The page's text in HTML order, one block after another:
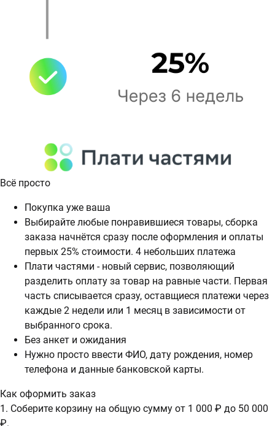
Всё просто
Покупка уже ваша
Выбирайте любые понравившиеся товары, сборка
заказа начнётся сразу после оформления и оплаты
первых 25% стоимости. 4 небольших платежа
Плати частями - новый сервис, позволяющий
разделить оплату за товар на равные части. Первая
часть списывается сразу, оставщиеся платежи через
каждые 2 недели или 1 месяц в зависимости от
выбранного срока.
Без анкет и ожидания
Нужно просто ввести ФИО, дату рождения, номер
телефона и данные банковской карты.
Как оформить заказ
1. Соберите корзину на общую сумму от 1 000 ₽ до 50 000
₽.